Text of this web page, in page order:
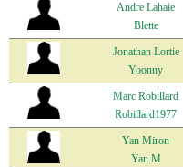
Andre Lahaie
Blette
Jonathan Lortie
Yoonny
Marc Robillard
Robillard1977
Yan Miron
Yan.M